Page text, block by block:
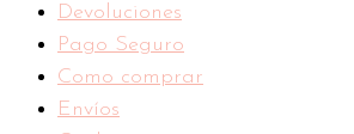
Devoluciones
Pago Seguro
Como comprar
Envíos